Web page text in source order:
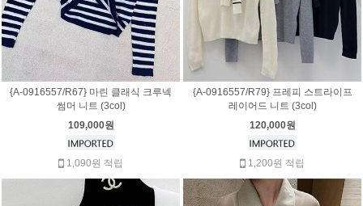
{A-0916557/R67} 마린 클래식 크루넥
썸머 니트 (3col)
109,000원
1,090원 적립
{A-0916557/R79} 프레피 스트라이프
레이어드 니트 (3col)
120,000원
1,200원 적립